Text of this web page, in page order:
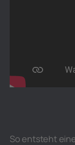
So entsteht